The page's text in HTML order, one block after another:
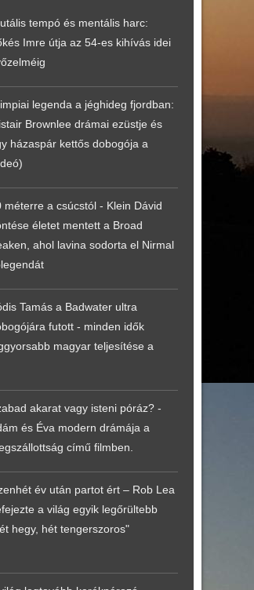
tempó és mentális harc:
Imre útja az 54-es kihívás idei
legenda a jéghideg fjordban:
Brownlee drámai ezüstje és
házaspár kettős dobogója a
méterre a csúcstól - Klein Dávid
életet mentett a Broad
ahol lavina sodorta el Nirmal
Tamás a Badwater ultra
futott - minden idők
magyar teljesítése a
akarat vagy isteni póráz? -
és Éva modern drámája a
című filmben.
év után partot ért – Rob Lea
a világ egyik legőrültebb
hegy, hét tengerszoros"